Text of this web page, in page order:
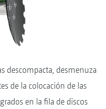
descompacta, desmenuza
de la colocación de las
en la fila de discos